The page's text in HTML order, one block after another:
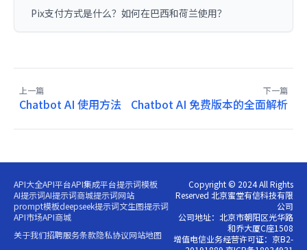
Pix支付方式是什么？如何在巴西和荷兰使用？
上一篇
Chatbot AI 使用方法
下一篇
Chatbot AI 免费版本的全面解析
API大全API平台API集成平台提示词模板
AI提示词AI提示词商城提示词网站
prompt模板deepseek提示词文生图提示词
API市场API商城
关于我们招聘服务条款隐私协议网站地图
Copyright © 2024 All Rights
Reserved 北京蜜堂有信科技有限
公司
公司地址：北京市朝阳区光华路
和乔大厦C座1508
增值电信业务经营许可证：京B2-